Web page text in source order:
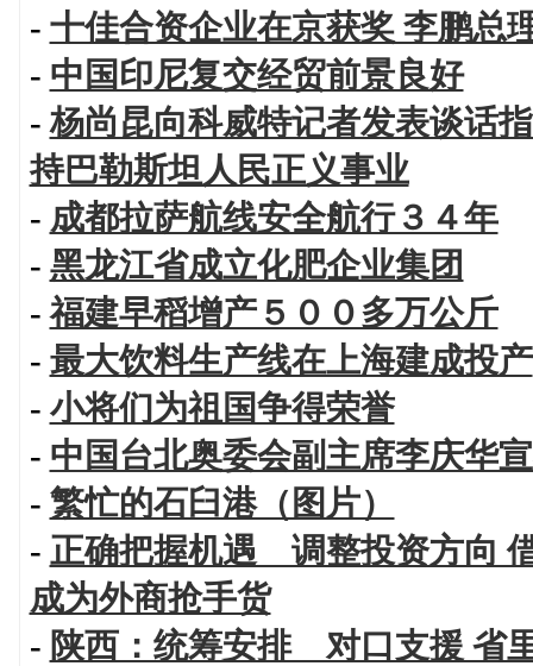
- 十佳合资企业在京获奖 李鹏总
- 中国印尼复交经贸前景良好
-杨尚昆向科威特记者发表谈话
持巴勒斯坦人民正义事业
- 成都拉萨航线安全航行３４年
- 黑龙江省成立化肥企业集团
-福建早稻增产５００多万公斤
- 最大饮料生产线在上海建成投产
- 小将们为祖国争得荣誉
- 中国台北奥委会副主席李庆华
- 繁忙的石臼港（图片）
- 正确把握机遇 调整投资方向
成为外商抢手货
- 陕西：统筹安排 对口支援 省